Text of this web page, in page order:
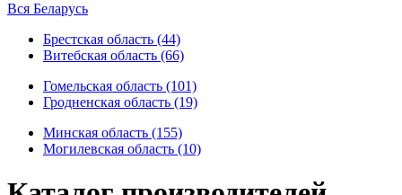
Вся Беларусь
Брестская область (44)
Витебская область (66)
Гомельская область (101)
Гродненская область (19)
Минская область (155)
Могилевская область (10)